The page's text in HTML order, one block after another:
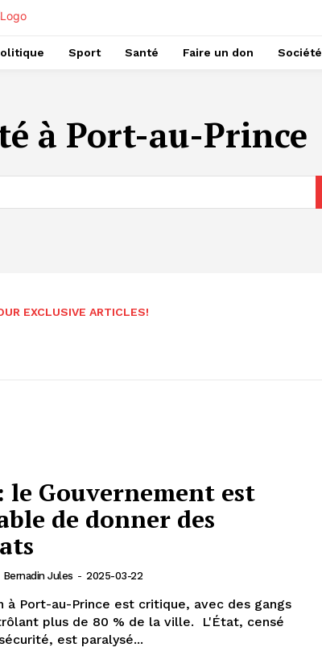
Sport Santé Faire un don Société
à Port-au-Prince
EXCLUSIVE ARTICLES!
Gouvernement est
de donner des
Bernadin Jules - 2025-03-22
à Port-au-Prince est critique, avec des gangs
plus de 80 % de la ville. L'État, censé
est paralysé...